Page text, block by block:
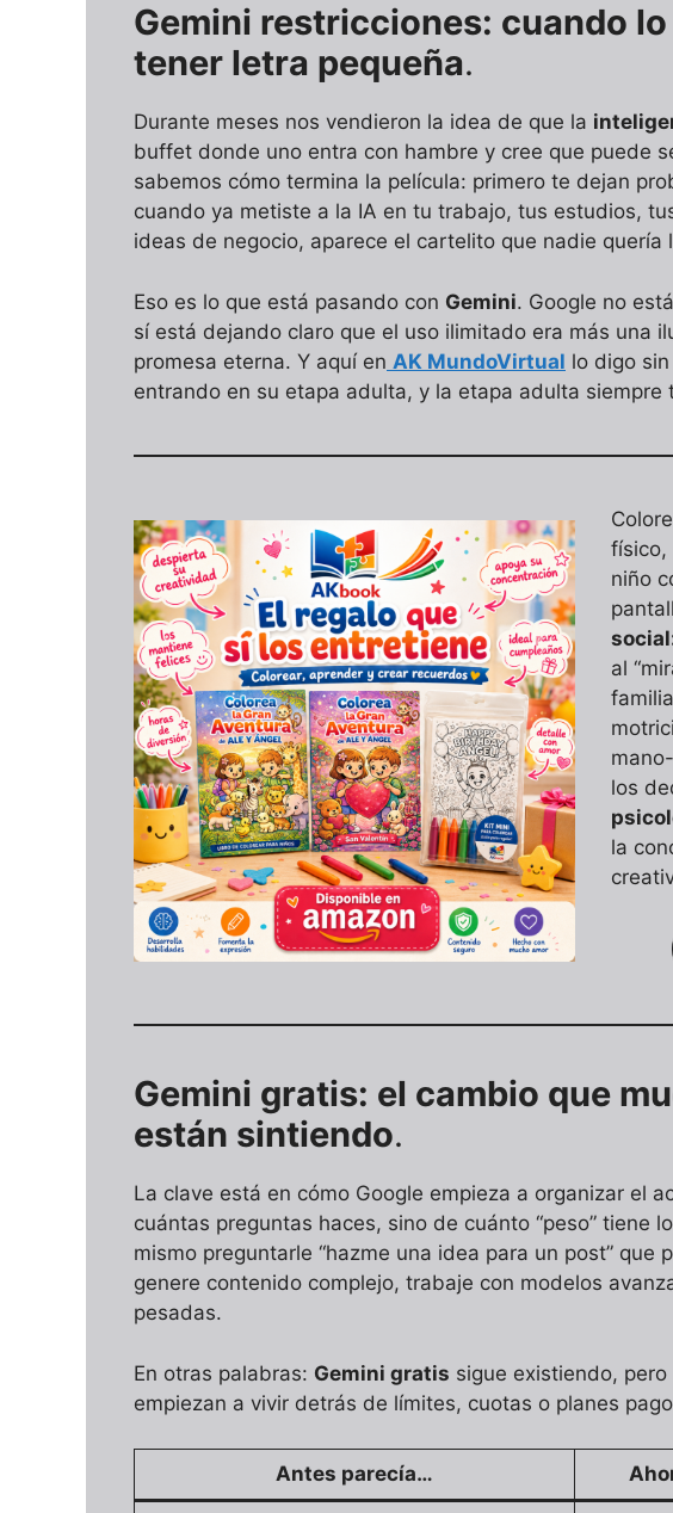
Gemini restricciones: cuando lo
tener letra pequeña.
Durante meses nos vendieron la idea de que la
buffet donde uno entra con hambre y cree que puede
sabemos cómo termina la película: primero te dejan
cuando ya metiste a la IA en tu trabajo, tus estudios,
ideas de negocio, aparece el cartelito que nadie quería
Eso es lo que está pasando con Gemini. Google no
sí está dejando claro que el uso ilimitado era más una
promesa eterna. Y aquí en AK MundoVirtual lo digo
entrando en su etapa adulta, y la etapa adulta siempre
físico,
niño
al
los
la
Gemini gratis: el cambio que
están sintiendo.
La clave está en cómo Google empieza a organizar el
cuántas preguntas haces, sino de cuánto “peso” tiene
mismo preguntarle “hazme una idea para un post” que
genere contenido complejo, trabaje con modelos
pesadas.
En otras palabras: Gemini gratis sigue existiendo,
empiezan a vivir detrás de límites, cuotas o planes
Antes parecía…